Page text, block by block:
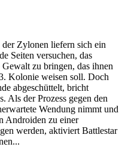
Zylonen liefern sich ein
Seiten versuchen, das
zu bringen, das ihnen
Kolonie weisen soll. Doch
abgeschüttelt, bricht
Als der Prozess gegen den
Wendung nimmt und
Androiden zu einer
werden, aktiviert Battlestar